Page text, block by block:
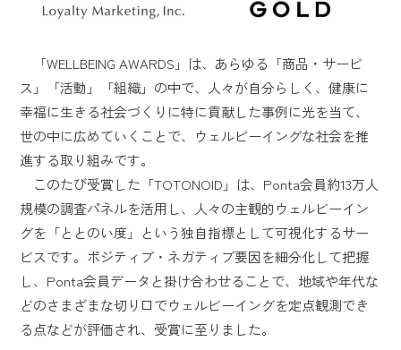
「WELLBEING AWARDS」は、あらゆる「商品・サービ
ス」「活動」「組織」の中で、人々が自分らしく、健康に
幸福に生きる社会づくりに特に貢献した事例に光を当て、
世の中に広めていくことで、ウェルビーイングな社会を推
進する取り組みです。
このたび受賞した「TOTONOID」は、Ponta会員約13万人
規模の調査パネルを活用し、人々の主観的ウェルビーイン
グを「ととのい度」という独自指標として可視化するサー
ビスです。ポジティブ・ネガティブ要因を細分化して把握
し、Ponta会員データと掛け合わせることで、地域や年代な
どのさまざまな切り口でウェルビーイングを定点観測でき
る点などが評価され、受賞に至りました。